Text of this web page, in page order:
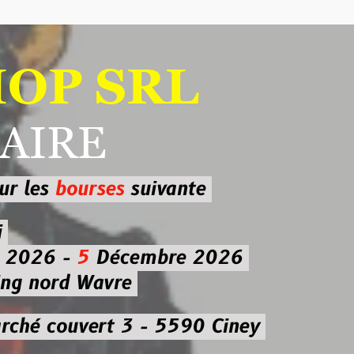
SRL
suivante
5Décembre 2026
Wavre
3 - 5590 Ciney